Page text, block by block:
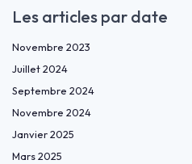
Les articles par date
Novembre 2023
Juillet 2024
Septembre 2024
Novembre 2024
Janvier 2025
Mars 2025